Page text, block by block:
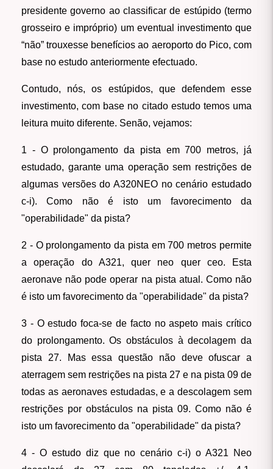
presidente governo ao classificar de estúpido(termo
grosseiro e impróprio) um eventual investimento que
“não” trouxesse benefícios ao aeroporto do Pico, com
base no estudo anteriormente efectuado.
Contudo, nós, os estúpidos, que defendem esse
investimento, com base no citado estudo temos uma
leitura muito diferente. Senão, vejamos:
1 - O prolongamento da pista em 700 metros, já
estudado, garante uma operação sem restrições de
algumas versões do A320NEO no cenário estudado
c-i). Como não é isto um favorecimento da
"operabilidade" da pista?
2 - O prolongamento da pista em 700 metros permite
a operação do A321, quer neo quer ceo. Esta
aeronave não pode operar na pista atual. Como não
é isto um favorecimento da "operabilidade" da pista?
3 - O estudo foca-se de facto no aspeto mais crítico
do prolongamento. Os obstáculos à decolagem da
pista 27. Mas essa questão não deve ofuscar a
aterragem sem restrições na pista 27 e na pista 09 de
todas as aeronaves estudadas, e a descolagem sem
restrições por obstáculos na pista 09. Como não é
isto um favorecimento da "operabilidade" da pista?
4 - O estudo diz que no cenário c-i) o A321 Neo